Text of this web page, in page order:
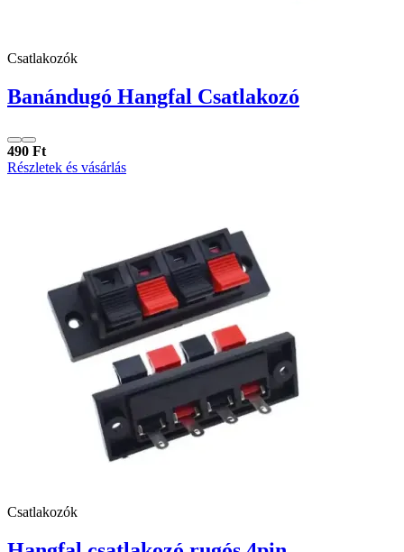
Csatlakozók
Banándugó Hangfal Csatlakozó
490 Ft
Részletek és vásárlás
Csatlakozók